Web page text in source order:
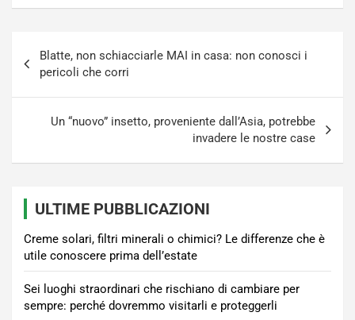
articoli
Blatte, non schiacciarle MAI in casa: non conosci i
pericoli che corri
Un “nuovo” insetto, proveniente dall’Asia, potrebbe
invadere le nostre case
ULTIME PUBBLICAZIONI
Creme solari, filtri minerali o chimici? Le differenze che è
utile conoscere prima dell’estate
Sei luoghi straordinari che rischiano di cambiare per
sempre: perché dovremmo visitarli e proteggerli